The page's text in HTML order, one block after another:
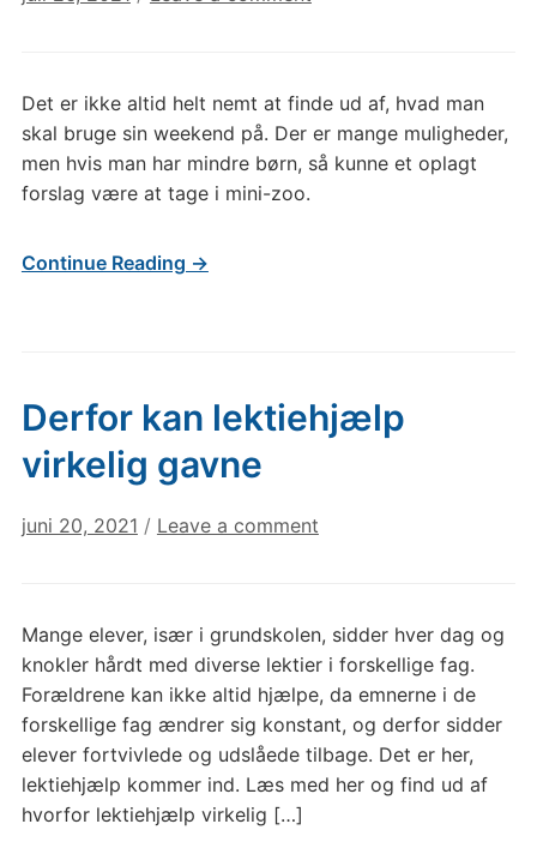
Det er ikke altid helt nemt at finde ud af, hvad man
skal bruge sin weekend på. Der er mange muligheder,
men hvis man har mindre børn, så kunne et oplagt
forslag være at tage i mini-zoo.
Continue Reading →
Derfor kan lektiehjælp
virkelig gavne
juni 20, 2021 / Leave a comment
Mange elever, især i grundskolen, sidder hver dag og
knokler hårdt med diverse lektier i forskellige fag.
Forældrene kan ikke altid hjælpe, da emnerne i de
forskellige fag ændrer sig konstant, og derfor sidder
elever fortvivlede og udslåede tilbage. Det er her,
lektiehjælp kommer ind. Læs med her og find ud af
hvorfor lektiehjælp virkelig […]